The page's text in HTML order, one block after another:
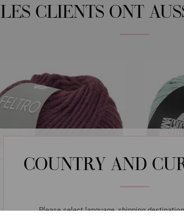
COUNTRY AND
Please select language, shipping
LES CLIENTS ONT